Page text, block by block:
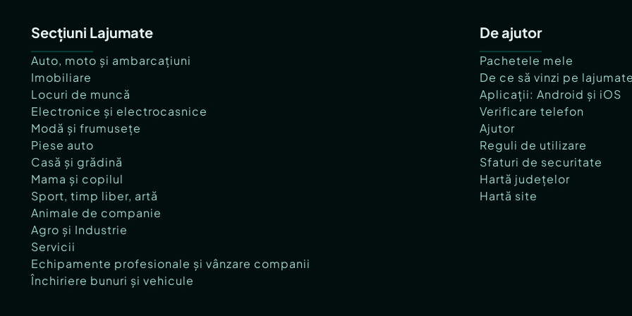
Secțiuni Lajumate
Auto, moto și ambarcațiuni
Imobiliare
Locuri de muncă
Electronice și electrocasnice
Modă și frumusețe
Piese auto
Casă și grădină
Mama și copilul
Sport, timp liber, artă
Animale de companie
Agro și Industrie
Servicii
Echipamente profesionale și vânzare companii
Închiriere bunuri și vehicule
De ajutor
Pachetele mele
De ce să vinzi pe
Aplicații: Android și iOS
Verificare telefon
Ajutor
Reguli de utilizare
Sfaturi de securitate
Hartă județelor
Hartă site